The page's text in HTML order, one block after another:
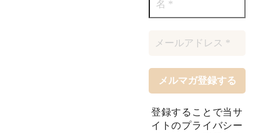
登録することで当サ
イトのプライバシー